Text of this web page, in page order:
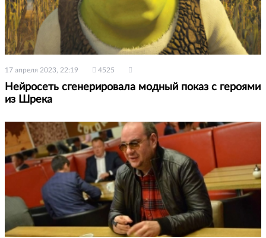
17 апреля 2023, 22:19 4525
Нейросеть сгенерировала модный показ с героями
из Шрека